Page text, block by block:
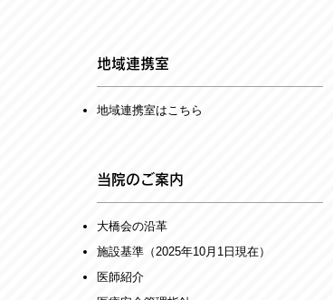
地域連携室
地域連携室はこちら
当院のご案内
大橋会の沿革
施設基準（2025年10月1日現在）
医師紹介